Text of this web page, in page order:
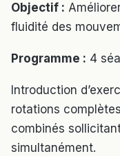
Objectif :
fluidité des
Programme : 4
Introduction
rotations
combinés
simultanément.